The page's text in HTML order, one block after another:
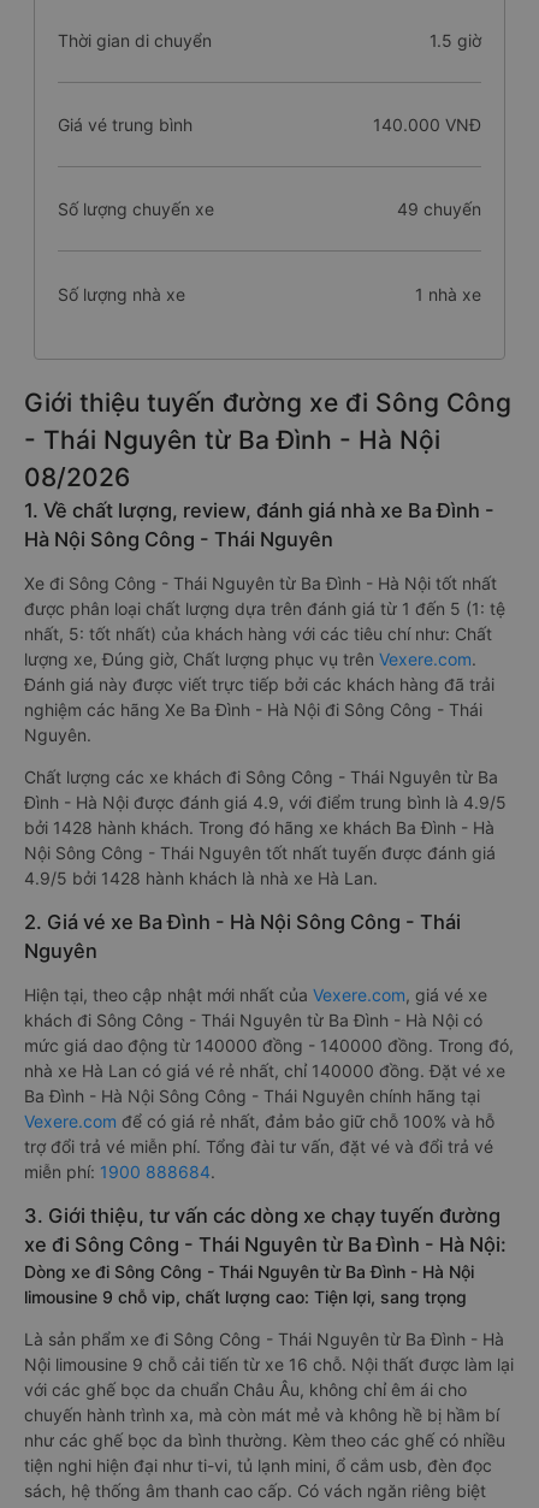
Thời gian di chuyển 1.5 giờ
Giá vé trung bình 140.000 VNĐ
Số lượng chuyến xe 49 chuyến
Số lượng nhà xe 1 nhà xe
Giới thiệu tuyến đường xe đi Sông Công
- Thái Nguyên từ Ba Đình - Hà Nội
08/2026
1. Về chất lượng, review, đánh giá nhà xe Ba Đình -
Hà Nội Sông Công - Thái Nguyên
Xe đi Sông Công - Thái Nguyên từ Ba Đình - Hà Nội tốt nhất
được phân loại chất lượng dựa trên đánh giá từ 1 đến 5 (1: tệ
nhất, 5: tốt nhất) của khách hàng với các tiêu chí như: Chất
lượng xe, Đúng giờ, Chất lượng phục vụ trên Vexere.com.
Đánh giá này được viết trực tiếp bởi các khách hàng đã trải
nghiệm các hãng Xe Ba Đình - Hà Nội đi Sông Công - Thái
Nguyên.
Chất lượng các xe khách đi Sông Công - Thái Nguyên từ Ba
Đình - Hà Nội được đánh giá 4.9, với điểm trung bình là 4.9/5
bởi 1428 hành khách. Trong đó hãng xe khách Ba Đình - Hà
Nội Sông Công - Thái Nguyên tốt nhất tuyến được đánh giá
4.9/5 bởi 1428 hành khách là nhà xe Hà Lan.
2. Giá vé xe Ba Đình - Hà Nội Sông Công - Thái
Nguyên
Hiện tại, theo cập nhật mới nhất của Vexere.com, giá vé xe
khách đi Sông Công - Thái Nguyên từ Ba Đình - Hà Nội có
mức giá dao động từ 140000 đồng - 140000 đồng. Trong đó,
nhà xe Hà Lan có giá vé rẻ nhất, chỉ 140000 đồng. Đặt vé xe
Ba Đình - Hà Nội Sông Công - Thái Nguyên chính hãng tại
Vexere.com để có giá rẻ nhất, đảm bảo giữ chỗ 100% và hỗ
trợ đổi trả vé miễn phí. Tổng đài tư vấn, đặt vé và đổi trả vé
miễn phí: 1900 888684.
3. Giới thiệu, tư vấn các dòng xe chạy tuyến đường
xe đi Sông Công - Thái Nguyên từ Ba Đình - Hà Nội:
Dòng xe đi Sông Công - Thái Nguyên từ Ba Đình - Hà Nội
limousine 9 chỗ vip, chất lượng cao: Tiện lợi, sang trọng
Là sản phẩm xe đi Sông Công - Thái Nguyên từ Ba Đình - Hà
Nội limousine 9 chỗ cải tiến từ xe 16 chỗ. Nội thất được làm lại
với các ghế bọc da chuẩn Châu Âu, không chỉ êm ái cho
chuyến hành trình xa, mà còn mát mẻ và không hề bị hầm bí
như các ghế bọc da bình thường. Kèm theo các ghế có nhiều
tiện nghi hiện đại như ti-vi, tủ lạnh mini, ổ cắm usb, đèn đọc
sách, hệ thống âm thanh cao cấp. Có vách ngăn riêng biệt